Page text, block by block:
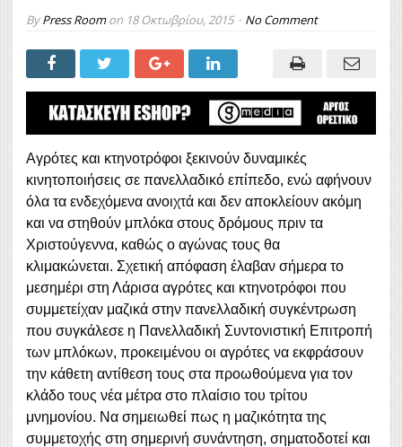
ByPress Roomon 18 Οκτωβρίου, 2015 No Comment
Αγρότες και κτηνοτρόφοι ξεκινούν δυναμικές
κινητοποιήσεις σε πανελλαδικό επίπεδο, ενώ αφήνουν
όλα τα ενδεχόμενα ανοιχτά και δεν αποκλείουν ακόμη
και να στηθούν μπλόκα στους δρόμους πριν τα
Χριστούγεννα, καθώς ο αγώνας τους θα
κλιμακώνεται. Σχετική απόφαση έλαβαν σήμερα το
μεσημέρι στη Λάρισα αγρότες και κτηνοτρόφοι που
συμμετείχαν μαζικά στην πανελλαδική συγκέντρωση
που συγκάλεσε η Πανελλαδική Συντονιστική Επιτροπή
των μπλόκων, προκειμένου οι αγρότες να εκφράσουν
την κάθετη αντίθεση τους στα προωθούμενα για τον
κλάδο τους νέα μέτρα στο πλαίσιο του τρίτου
μνημονίου. Να σημειωθεί πως η μαζικότητα της
συμμετοχής στη σημερινή συνάντηση, σηματοδοτεί και